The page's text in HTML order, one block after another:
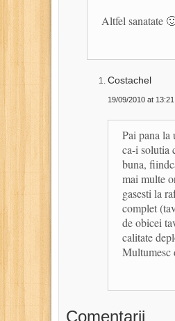
Altfel sanatate
Costachel
19/09/2010 at 13:21
Pai pana la
ca-i solutia
buna,
mai multe
gasesti la
complet
de obicei
calitate
Multumesc
Comentarii